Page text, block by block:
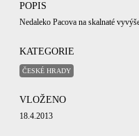
POPIS
Nedaleko Pacova na skalnaté
KATEGORIE
ČESKÉ HRADY
VLOŽENO
18.4.2013